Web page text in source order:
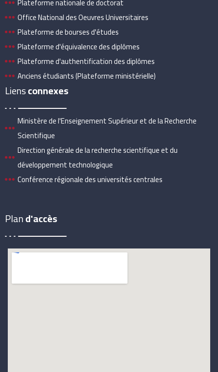
Office National des Oeuvres Universitaires
Plateforme de bourses d'études
Plateforme d'équivalence des diplômes
Plateforme d'authentification des diplômes
Anciens étudiants (Plateforme ministérielle)
Liensconnexes
Ministère de l'Enseignement Supérieur et de la Recherche
Scientifique
Direction générale de la recherche scientifique et du
développement technologique
Conférence régionale des universités centrales
Pland'accès